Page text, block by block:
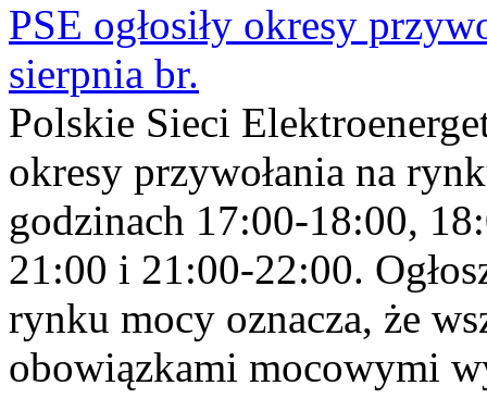
PSE ogłosiły okresy
sierpnia br.
Polskie Sieci
okresy przywołania na
godzinach 17:00-18:00,
21:00 i 21:00-22:00.
rynku mocy oznacza, że
obowiązkami mocowymi